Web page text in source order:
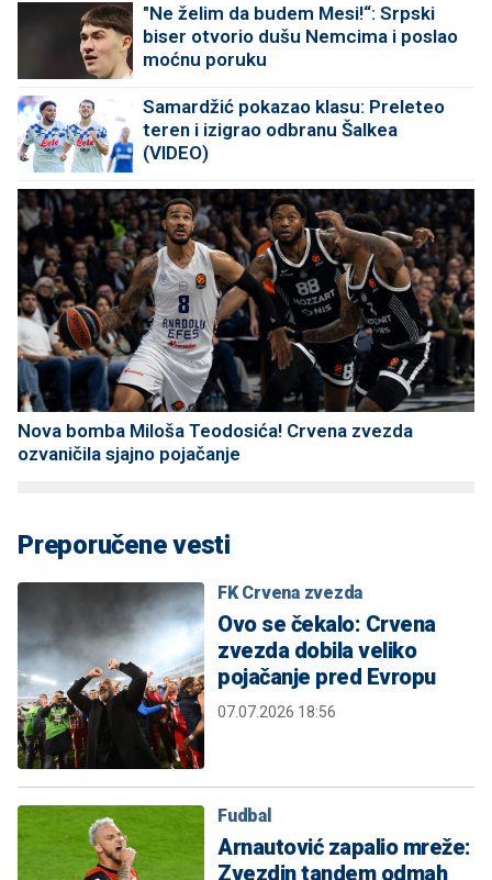
"Ne želim da budem Mesi!“: Srpski
biser otvorio dušu Nemcima i poslao
moćnu poruku
Samardžić pokazao klasu: Preleteo
teren i izigrao odbranu Šalkea
(VIDEO)
Nova bomba Miloša Teodosića! Crvena zvezda
ozvaničila sjajno pojačanje
Preporučene vesti
FK Crvena zvezda
Ovo se čekalo: Crvena
zvezda dobila veliko
pojačanje pred Evropu
07.07.2026 18:56
Fudbal
Arnautović zapalio mreže:
Zvezdin tandem odmah